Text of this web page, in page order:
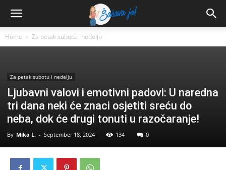
Home Za petak subotu i nedelju
Za petak subotu i nedelju
Ljubavni valovi i emotivni padovi: U naredna
tri dana neki će znaci osjetiti sreću do
neba, dok će drugi tonuti u razočaranje!
By Mika L. - September 18, 2024 134 0